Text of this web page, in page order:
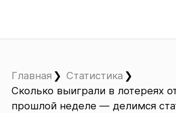
Главная
Статистика
Сколько выиграли в лотереях
прошлой неделе — делимся